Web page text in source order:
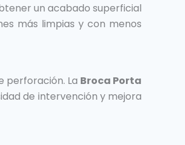
un acabado superficial
más limpias y con menos
perforación. La Broca Porta
de intervención y mejora